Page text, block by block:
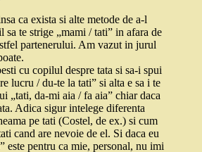
ca exista si alte metode de a-l
sa te strige „mami / tati” in afara de
partenerului. Am vazut in jurul
cu copilul despre tata si sa-i spui
lucru / du-te la tati” si alta e sa i te
„tati, da-mi aia / fa aia” chiar daca
Adica sigur intelege diferenta
pe tati (Costel, de ex.) si cum
cand are nevoie de el. Si daca eu
este pentru ca mie, personal, nu imi